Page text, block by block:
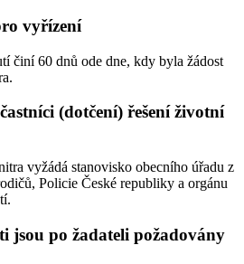
vyřízení
činí 60 dnů ode dne, kdy byla žádost
(dotčení) řešení životní
vyžádá stanovisko obecního úřadu z
Policie České republiky a orgánu
jsou po žadateli požadovány